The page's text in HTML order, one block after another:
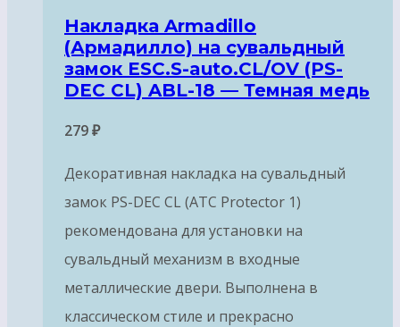
Накладка Armadillo
(Армадилло) на сувальдный
замок ESC.S-auto.CL/OV (PS-
DEC CL) ABL-18 — Темная медь
279₽
Декоративная накладка на сувальдный
замок PS-DEC CL (ATC Protector 1)
рекомендована для установки на
сувальдный механизм в входные
металлические двери. Выполнена в
классическом стиле и прекрасно